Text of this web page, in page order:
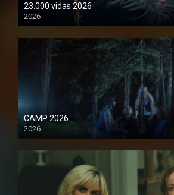
23.000 vidas 2026
2026
1080P
CAMP 2026
2026
1080P